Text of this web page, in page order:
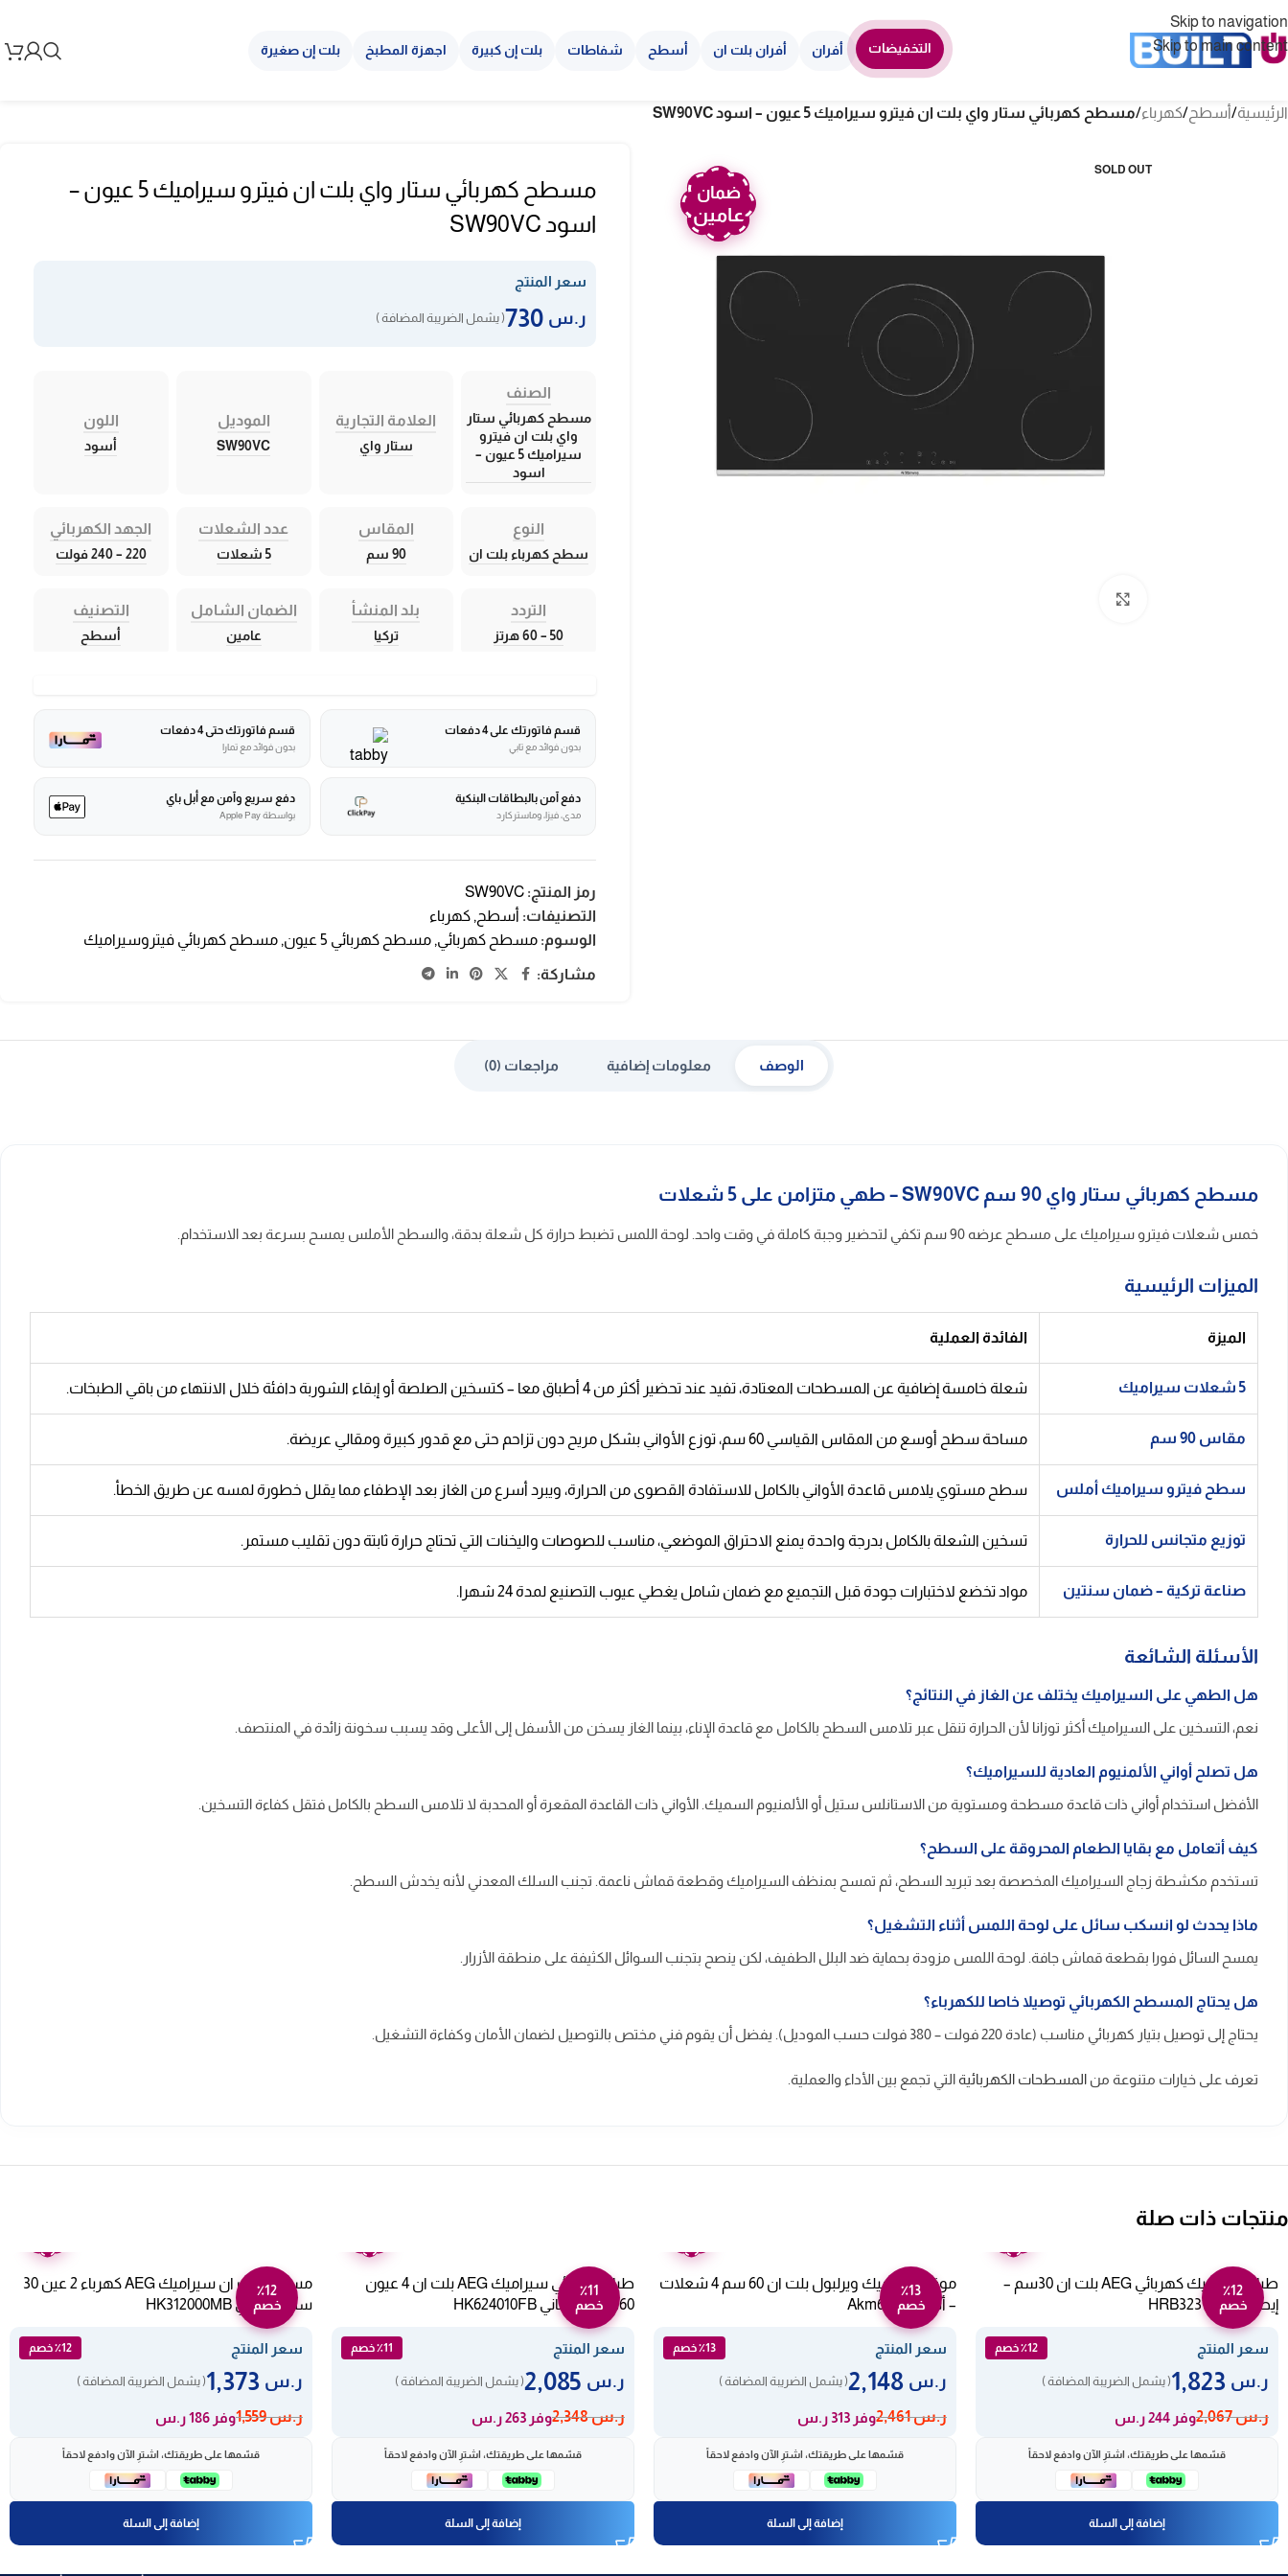
Skip to navigation
Skip to main content
التخفيضات أفران أفران بلت ان أسطح شفاطات بلت إن كبيرة اجهزة المطبخ بلت إن صغيرة
الرئيسية/أسطح/كهرباء/مسطح كهربائي ستار واي بلت ان فيترو سيراميك 5 عيون – اسود SW90VC
SOLD OUT
ضمان
عامين
مسطح كهربائي ستار واي بلت ان فيترو سيراميك 5 عيون –
اسود SW90VC
سعر المنتج
ر.س ( يشمل الضريبة المضافة )
الصنف
مسطح كهربائي ستار
واي بلت ان فيترو
سيراميك 5 عيون –
اسود
العلامة التجارية
ستار واي
الموديل
SW90VC
اللون
أسود
النوع
سطح كهرباء بلت ان
المقاس
90 سم
عدد الشعلات
5 شعلات
الجهد الكهربائي
220 – 240 فولت
التردد
50 – 60 هرتز
بلد المنشأ
تركيا
الضمان الشامل
عامين
التصنيف
أسطح
قسم فاتورتك على 4 دفعات
بدون فوائد مع تابي
قسم فاتورتك حتى 4 دفعات
بدون فوائد مع تمارا
دفع آمن بالبطاقات البنكية
مدى، فيزا، وماستركارد
دفع سريع وآمن مع أبل باي
بواسطة Apple Pay
رمز المنتج: SW90VC
التصنيفات: أسطح , كهرباء
الوسوم: مسطح كهربائي, مسطح كهربائي 5 عيون , مسطح كهربائي فيتروسيراميك
مشاركة:
الوصف معلومات إضافية مراجعات (0)
مسطح كهربائي ستار واي 90 سم SW90VC – طهي متزامن على 5 شعلات
خمس شعلات فيترو سيراميك على مسطح عرضه 90 سم تكفي لتحضير وجبة كاملة في وقت واحد. لوحة اللمس تضبط حرارة كل شعلة بدقة، والسطح الأملس يمسح بسرعة بعد الاستخدام.
الميزات الرئيسية
الميزة الفائدة العملية
5 شعلات سيراميك شعلة خامسة إضافية عن المسطحات المعتادة، تفيد عند تحضير أكثر من 4 أطباق معا – كتسخين الصلصة أو إبقاء الشوربة دافئة خلال الانتهاء من باقي الطبخات.
مقاس 90 سم مساحة سطح أوسع من المقاس القياسي 60 سم، توزع الأواني بشكل مريح دون تزاحم حتى مع قدور كبيرة ومقالي عريضة.
سطح فيترو سيراميك أملس سطح مستوي يلامس قاعدة الأواني بالكامل للاستفادة القصوى من الحرارة، ويبرد أسرع من الغاز بعد الإطفاء مما يقلل خطورة لمسه عن طريق الخطأ.
توزيع متجانس للحرارة تسخين الشعلة بالكامل بدرجة واحدة يمنع الاحتراق الموضعي، مناسب للصوصات واليخنات التي تحتاج حرارة ثابتة دون تقليب مستمر.
صناعة تركية – ضمان سنتين مواد تخضع لاختبارات جودة قبل التجميع مع ضمان شامل يغطي عيوب التصنيع لمدة 24 شهرا.
الأسئلة الشائعة
هل الطهي على السيراميك يختلف عن الغاز في النتائج؟
نعم، التسخين على السيراميك أكثر توزانا لأن الحرارة تنقل عبر تلامس السطح بالكامل مع قاعدة الإناء، بينما الغاز يسخن من الأسفل إلى الأعلى وقد يسبب سخونة زائدة في المنتصف.
هل تصلح أواني الألمنيوم العادية للسيراميك؟
الأفضل استخدام أواني ذات قاعدة مسطحة ومستوية من الاستانلس ستيل أو الألمنيوم السميك. الأواني ذات القاعدة المقعرة أو المحدبة لا تلامس السطح بالكامل فتقل كفاءة التسخين.
كيف أتعامل مع بقايا الطعام المحروقة على السطح؟
تستخدم مكشطة زجاج السيراميك المخصصة بعد تبريد السطح، ثم تمسح بمنظف السيراميك وقطعة قماش ناعمة. تجنب السلك المعدني لأنه يخدش السطح.
ماذا يحدث لو انسكب سائل على لوحة اللمس أثناء التشغيل؟
يمسح السائل فورا بقطعة قماش جافة. لوحة اللمس مزودة بحماية ضد البلل الطفيف، لكن ينصح بتجنب السوائل الكثيفة على منطقة الأزرار.
هل يحتاج المسطح الكهربائي توصيلا خاصا للكهرباء؟
يحتاج إلى توصيل بتيار كهربائي مناسب (عادة 220 فولت – 380 فولت حسب الموديل). يفضل أن يقوم فني مختص بالتوصيل لضمان الأمان وكفاءة التشغيل.
تعرف على خيارات متنوعة من المسطحات الكهربائيةالتي تجمع بين الأداء والعملية.
منتجات ذات صلة
٪12
خصم
طباخ سيراميك كهربائي AEG بلت ان 30سم –
إيطالي HRB32310CB
سعر المنتج ٪12 خصم
ر.س ( يشمل الضريبة المضافة )
ر.س2,067 وفر 244 ر.س
قسّمها على طريقتك، اشترِ الآن وادفع لاحقاً
إضافة إلى السلة
٪13
خصم
موقد سيراميك ويرلبول بلت ان 60 سم 4 شعلات
– أسود Akm613ix
سعر المنتج ٪13 خصم
ر.س ( يشمل الضريبة المضافة )
ر.س2,461 وفر 313 ر.س
قسّمها على طريقتك، اشترِ الآن وادفع لاحقاً
إضافة إلى السلة
٪11
خصم
طباخ كهربائي سيراميك AEG بلت ان 4 عيون
60سم – روماني HK624010FB
سعر المنتج ٪11 خصم
ر.س ( يشمل الضريبة المضافة )
ر.س2,348 وفر 263 ر.س
قسّمها على طريقتك، اشترِ الآن وادفع لاحقاً
إضافة إلى السلة
٪12
خصم
مسطح بلت ان سيراميك AEG كهرباء 2 عين 30
سم – إيطالي HK312000MB
سعر المنتج ٪12 خصم
ر.س ( يشمل الضريبة المضافة )
ر.س1,559 وفر 186 ر.س
قسّمها على طريقتك، اشترِ الآن وادفع لاحقاً
إضافة إلى السلة